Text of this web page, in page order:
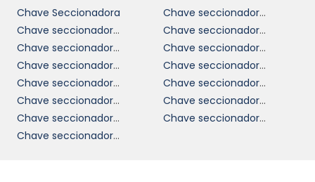
Chave Seccionadora
Chave seccionadora tripolar​
Chave seccionadora 250a
Chave seccionadora 400a
Chave seccionadora alta tensão
Chave seccionadora tripolar 15kv​
Chave seccionadora rotativa
Chave seccionadora subestação
Chave seccionadora 200a
Chave seccionadora tripolar 400a
Chave seccionadora 125a
Chave seccionadora 160a
Chave seccionadora 32a
Chave seccionadora bipolar
Chave seccionadora media tensão